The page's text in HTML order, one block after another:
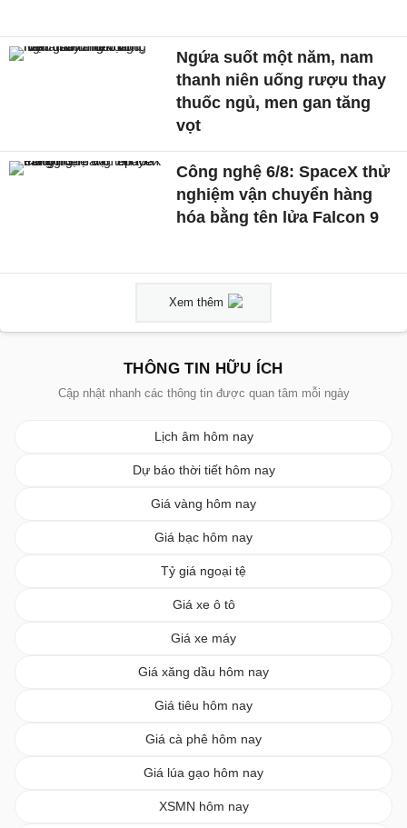
Ngứa suốt một năm, nam
thanh niên uống rượu thay
thuốc ngủ, men gan tăng
vọt
Công nghệ 6/8: SpaceX thử
nghiệm vận chuyển hàng
hóa bằng tên lửa Falcon 9
Xem thêm
THÔNG TIN HỮU ÍCH
Cập nhật nhanh các thông tin được quan tâm mỗi ngày
Lịch âm hôm nay
Dự báo thời tiết hôm nay
Giá vàng hôm nay
Giá bạc hôm nay
Tỷ giá ngoại tệ
Giá xe ô tô
Giá xe máy
Giá xăng dầu hôm nay
Giá tiêu hôm nay
Giá cà phê hôm nay
Giá lúa gạo hôm nay
XSMN hôm nay